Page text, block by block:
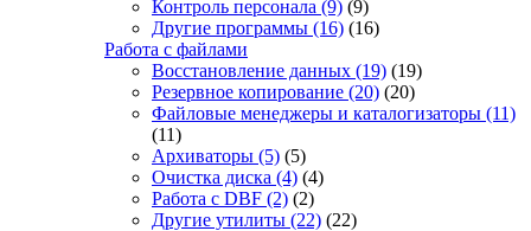
Контроль персонала (9) (9)
Другие программы (16) (16)
Работа с файлами
Восстановление данных (19) (19)
Резервное копирование (20) (20)
Файловые менеджеры и каталогизаторы (11)
(11)
Архиваторы (5) (5)
Очистка диска (4) (4)
Работа с DBF (2) (2)
Другие утилиты (22) (22)